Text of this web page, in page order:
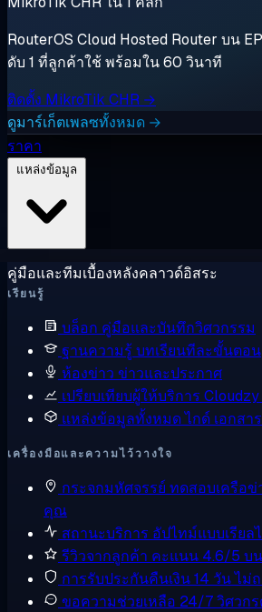
RouterOS Cloud Hosted Router บน
ดับ 1 ที่ลูกค้าใช้ พร้อมใน 60 วินาที
ติดตั้ง MikroTik CHR →
ดูมาร์เก็ตเพลซทั้งหมด →
ราคา
คู่มือและทีมเบื้องหลังคลาวด์อิสระ
เรียนรู้
บล็อก คู่มือและบันทึกวิศวกรรม
ฐานความรู้ บทเรียนทีละขั้นตอน
ห้องข่าว ข่าวและประกาศ
เปรียบเทียบผู้ให้บริการ
แหล่งข้อมูลทั้งหมดไกด์ เอกสา
เครื่องมือและความไว้วางใจ
กระจกมหัศจรรย์ ทดสอบเครือข่
คุณ
สถานะบริการ อัปไทม์แบบเรียล
รีวิวจากลูกค้า คะแนน 4.6/5 บ
การรับประกันคืนเงิน14 วัน ไม่
ขอความช่วยเหลือ 24/7 วิศวกร